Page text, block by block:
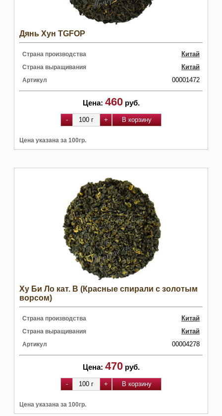
Дянь Хун TGFOP
Страна производства Китай
Страна выращивания Китай
Артикул 00001472
Цена: 460 руб.
Цена указана за 100гр.
Ху Би Ло кат. B (Красные спирали с золотым
ворсом)
Страна производства Китай
Страна выращивания Китай
Артикул 00004278
Цена: 470 руб.
Цена указана за 100гр.